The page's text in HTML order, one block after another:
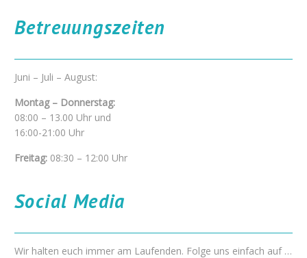
Betreuungszeiten
Juni – Juli – August:
Montag – Donnerstag:
08:00 – 13.00 Uhr und
16:00-21:00 Uhr
Freitag: 08:30 – 12:00 Uhr
Social Media
Wir halten euch immer am Laufenden. Folge uns einfach auf …